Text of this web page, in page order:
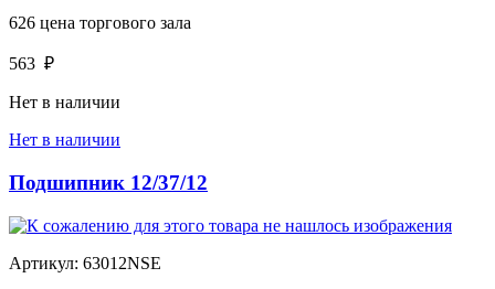
626 цена торгового зала
563 ₽
Нет в наличии
Нет в наличии
Подшипник 12/37/12
Артикул: 63012NSE